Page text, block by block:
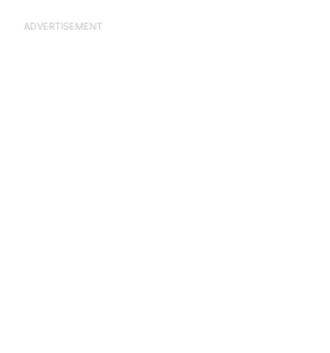
ADVERTISEMENT